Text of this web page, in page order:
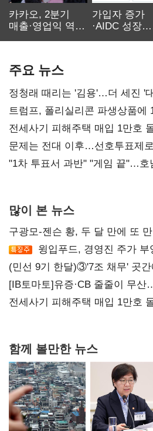
카카오, 2분기
매출·영업익 역대
가입자 증가
·AIDC 성장…
주요 뉴스
정청래 때리는 '김용'…더 세진 '
트럼프, 폴리실리콘 파생상품에
재건"
전세사기 피해주택 매입 1만호
4만278명
문제는 전대 이후…선호투표제
불복'
"1차 투표서 과반" "게임 끝"…호
많이 본 뉴스
구광모-젠슨 황, 두 달 만에 또
윙입푸드, 경영진 주가
(민선 9기 한달)③'7조 채무' 곳
20년만에 '비상재정' 선언 승부수
[IB토마토]유증·CB 줄줄이 무
상폐 압박
전세사기 피해주택 매입 1만호
함께 볼만한 뉴스